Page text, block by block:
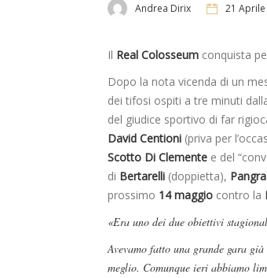
Andrea Dirix 21
Il Real Colosseum conquista
Dopo la nota vicenda di un
dei tifosi ospiti a tre minuti
del giudice sportivo di far
David Centioni (priva per
Scotto Di Clemente e del
di Bertarelli (doppietta),
prossimo 14 maggio contro la
«Era uno dei due obiettivi
Avevamo fatto una grande gara
meglio. Comunque ieri abbiamo